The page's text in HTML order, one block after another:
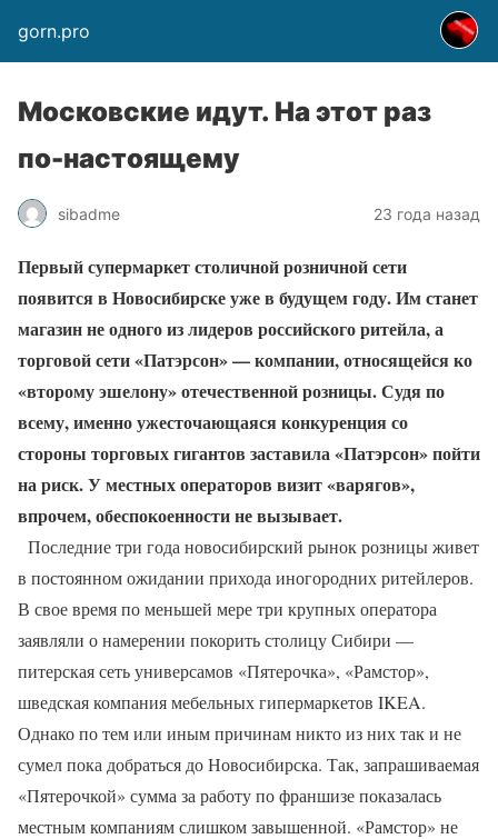
gorn.pro
Московские идут. На этот раз
по-настоящему
sibadme 23 года назад
Первый супермаркет столичной розничной сети
появится в Новосибирске уже в будущем году. Им станет
магазин не одного из лидеров российского ритейла, а
торговой сети «Патэрсон» — компании, относящейся ко
«второму эшелону» отечественной розницы. Судя по
всему, именно ужесточающаяся конкуренция со
стороны торговых гигантов заставила «Патэрсон» пойти
на риск. У местных операторов визит «варягов»,
впрочем, обеспокоенности не вызывает.
Последние три года новосибирский рынок розницы живет
в постоянном ожидании прихода иногородних ритейлеров.
В свое время по меньшей мере три крупных оператора
заявляли о намерении покорить столицу Сибири —
питерская сеть универсамов «Пятерочка», «Рамстор»,
шведская компания мебельных гипермаркетов IKEA.
Однако по тем или иным причинам никто из них так и не
сумел пока добраться до Новосибирска. Так, запрашиваемая
«Пятерочкой» сумма за работу по франшизе показалась
местным компаниям слишком завышенной. «Рамстор» не